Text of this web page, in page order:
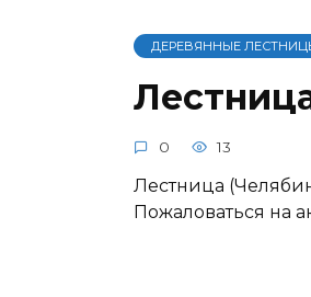
ДЕРЕВЯННЫЕ
0 13
Лестница
Пожаловаться на